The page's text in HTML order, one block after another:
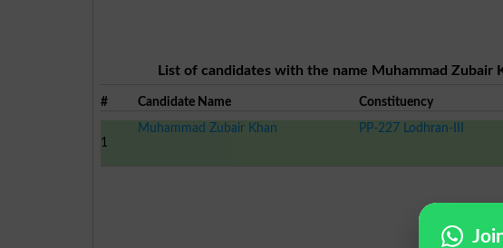
List of candidates with the name Muhammad
# Candidate Name Constituency
1
Muhammad Zubair Khan
PP-227 Lodhran-III